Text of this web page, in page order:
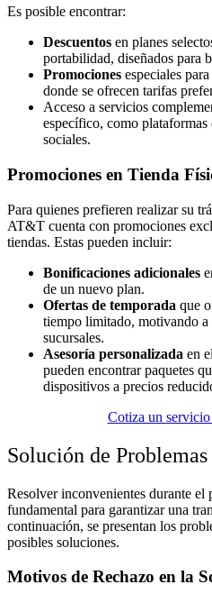
Es posible encontrar:
Descuentos en planes
portabilidad, diseñados para
Promociones especiales
donde se ofrecen tarifas
Acceso a servicios
específico, como plataformas
sociales.
Promociones en Tienda
Para quienes prefieren realizar su
AT&T cuenta con promociones
tiendas. Estas pueden incluir:
Bonificaciones adicionales
de un nuevo plan.
Ofertas de temporada que
tiempo limitado, motivando a
sucursales.
Asesoría personalizada en
pueden encontrar paquetes
dispositivos a precios
Cotiza un
Solución de
Resolver inconvenientes durante el
fundamental para garantizar una
continuación, se presentan los
posibles soluciones.
Motivos de Rechazo en la